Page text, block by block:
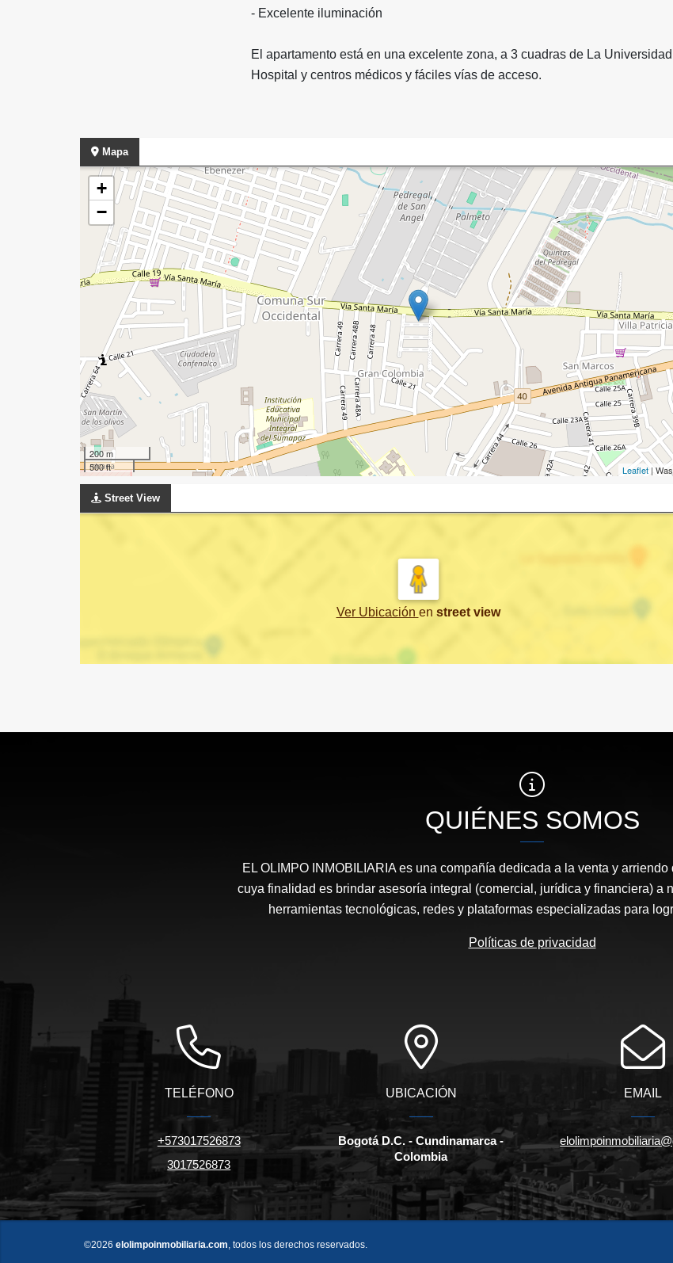
- Excelente iluminación
El apartamento está en una excelente zona, a 3 cuadras de La
Hospital y centros médicos y fáciles vías de acceso.
Mapa
+
−
200 m
500 ft
Leaflet |
Street View
Ver Ubicación en street view
QUIÉNES SOMOS
EL OLIMPO INMOBILIARIA es una compañía dedicada a la venta y
cuya finalidad es brindar asesoría integral (comercial, jurídica y financiera) a
herramientas tecnológicas, redes y plataformas especializadas para
Políticas de privacidad
TELÉFONO
+573017526873
3017526873
UBICACIÓN
Bogotá D.C. - Cundinamarca -
Colombia
EMAIL
©2026 elolimpoinmobiliaria.com , todos los derechos reservados.